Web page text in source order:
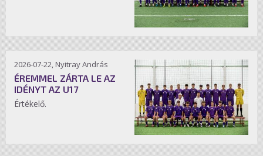
2026-07-22, Nyitray András
ÉREMMEL ZÁRTA LE AZ
IDÉNYT AZ U17
Értékelő.